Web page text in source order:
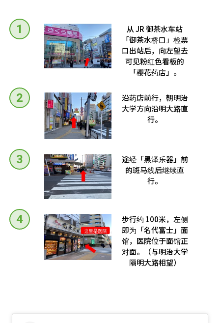
从 JR 御茶水车站
「御茶水桥口」检票
口出站后，向左望去
可见粉红色看板的
「樱花药店」。
沿药店前行，朝明治
大学方向沿明大路直
行。
途经「黑泽乐器」前
的斑马线后继续直
行。
步行约 100米，左侧
即为「名代富士」面
馆，医院位于面馆正
对面。（与明治大学
隔明大路相望）